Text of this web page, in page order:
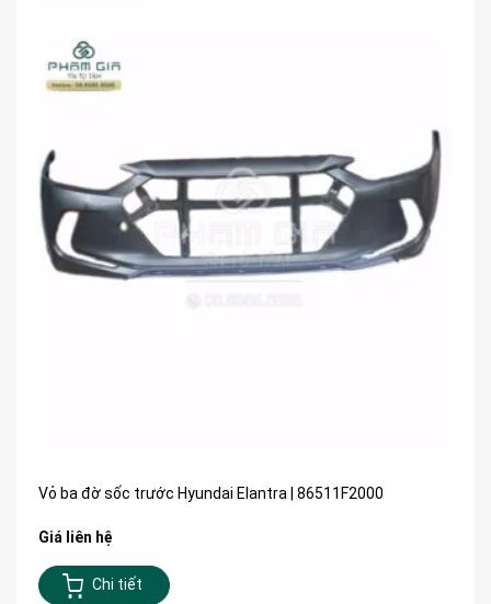
Vỏ ba đờ sốc trước Hyundai Elantra | 86511F2000
Giá liên hệ
Chi tiết